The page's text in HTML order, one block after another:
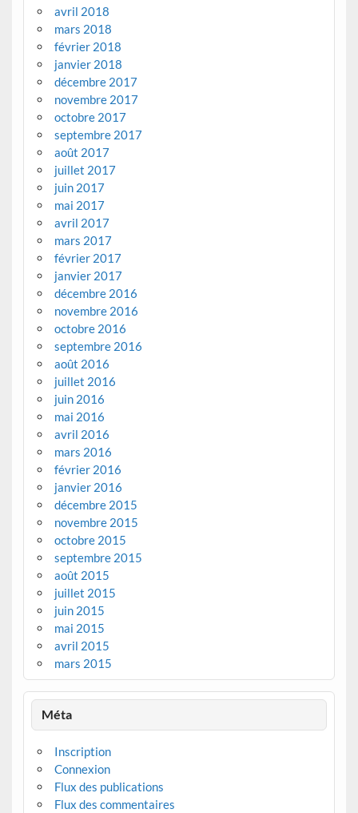
avril 2018
mars 2018
février 2018
janvier 2018
décembre 2017
novembre 2017
octobre 2017
septembre 2017
août 2017
juillet 2017
juin 2017
mai 2017
avril 2017
mars 2017
février 2017
janvier 2017
décembre 2016
novembre 2016
octobre 2016
septembre 2016
août 2016
juillet 2016
juin 2016
mai 2016
avril 2016
mars 2016
février 2016
janvier 2016
décembre 2015
novembre 2015
octobre 2015
septembre 2015
août 2015
juillet 2015
juin 2015
mai 2015
avril 2015
mars 2015
Méta
Inscription
Connexion
Flux des publications
Flux des commentaires